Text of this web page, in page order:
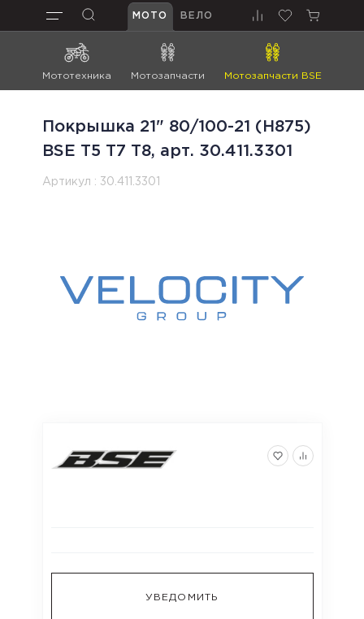
МОТО ВЕЛО
Мототехника Мотозапчасти Мотозапчасти BSE
Покрышка 21" 80/100-21 (H875)
BSE T5 T7 T8, арт. 30.411.3301
Артикул : 30.411.3301
УВЕДОМИТЬ